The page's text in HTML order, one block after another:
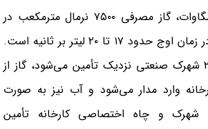
مصرفی ما حدود ۷ مگاوات، گاز مصرفی ۷۵۰۰ نرمال مترمکعب در
ساعت و آب مصرفی در زمان اوج حدود ۱۷ تا ۲۰ لیتر بر ثانیه است.
برق از پست ۶۳ به ۲۰ شهرک صنعتی نزدیک تأمین می‌شود، گاز از
وارد مدار می‌شود و آب نیز به صورت
شهرک و چاه اختصاصی کارخانه تأمین